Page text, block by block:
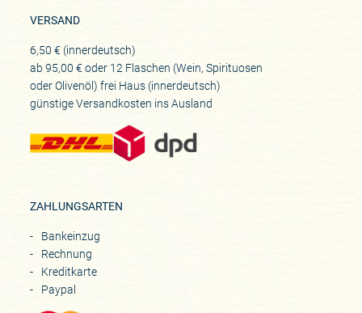
VERSAND
6,50 € (innerdeutsch)
ab 95,00 € oder 12 Flaschen (Wein, Spirituosen
oder Olivenöl) frei Haus (innerdeutsch)
günstige Versandkosten ins Ausland
ZAHLUNGSARTEN
Bankeinzug
Rechnung
Kreditkarte
Paypal